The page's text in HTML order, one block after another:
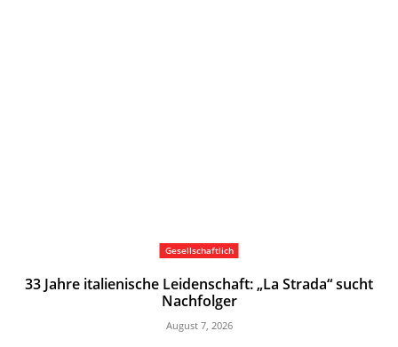
Gesellschaftlich
33 Jahre italienische Leidenschaft: „La Strada“ sucht
Nachfolger
August 7, 2026